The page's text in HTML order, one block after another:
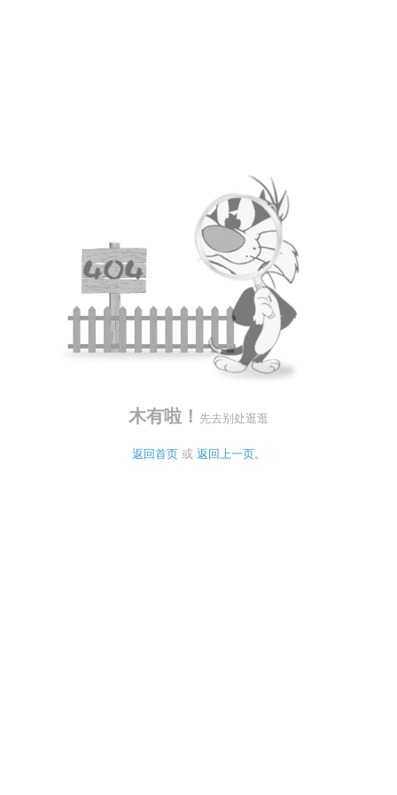
木有啦！ 先去别处逛逛
返回首页 或 返回上一页。